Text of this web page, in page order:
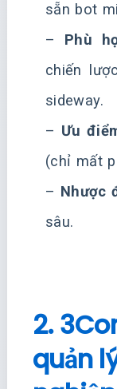
sẵn bot
– Phù
chiến
sideway.
– Ưu
(chỉ mất
– Nhược
sâu.
2.
quản